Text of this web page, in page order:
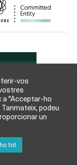
vos
a "Acceptar-ho
podeu
un
tot